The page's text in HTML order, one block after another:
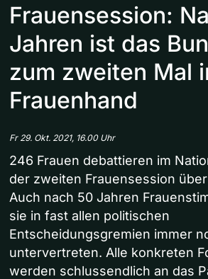
Frauensession:
Jahren ist das
zum zweiten Mal
Frauenhand
Fr 29. Okt. 2021, 16.00 Uhr
246 Frauen debattieren im
der zweiten Frauensession
Auch nach 50 Jahren
sie in fast allen politischen
Entscheidungsgremien immer
untervertreten. Alle konkreten
werden schlussendlich an das